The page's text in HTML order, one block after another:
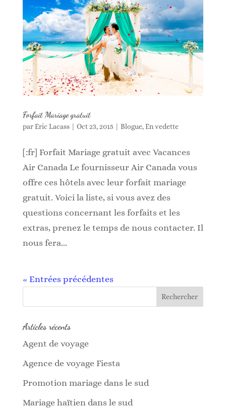
Forfait Mariage gratuit
parEric Lacass| Oct 23, 2015 Blogue, En vedette
[:fr] Forfait Mariage gratuit avec Vacances
Air Canada Le fournisseur Air Canada vous
offre ces hôtels avec leur forfait mariage
gratuit. Voici la liste, si vous avez des
questions concernant les forfaits et les
extras, prenez le temps de nous contacter. Il
nous fera...
« Entrées précédentes
Articles récents
Agent de voyage
Agence de voyage Fiesta
Promotion mariage dans le sud
Mariage haïtien dans le sud